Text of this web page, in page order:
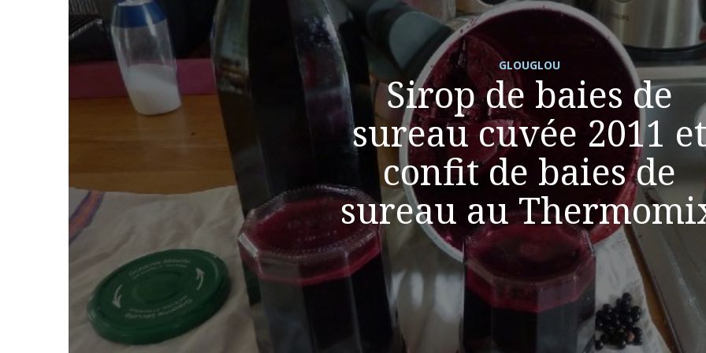
GLOUGLOU
Sirop de baies de
sureau cuvée 2011 et
confit de baies de
sureau au